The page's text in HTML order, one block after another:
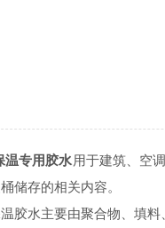
温专用胶水用于建筑、空
储存的相关内容。
水主要由聚合物、填料